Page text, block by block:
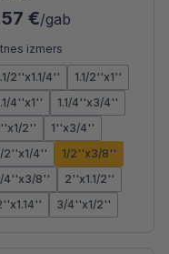
€/gab
izmers
2''x1.1/4''
1.1/2''x1''
4''x1''
1.1/4''x3/4''
2''
1''x3/4''
2''x1/4''
1/2''x3/8''
4''x3/8''
2''x1.1/2''
3/4''x1/2''